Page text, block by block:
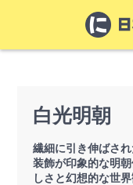
白光明朝
繊細に引き伸ばさ
装飾が印象的な明
しさと幻想的な世